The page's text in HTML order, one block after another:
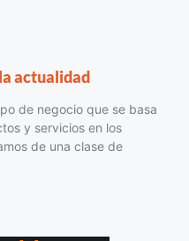
actualidad
de negocio que se basa
y servicios en los
de una clase de